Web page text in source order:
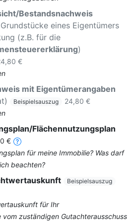
Bestandsnachweis
Grundstücke eines Eigentümers
(z.B. für die
)
€
mit Eigentümerangaben
Beispielsauszug
24,80 €
Flächennutzungsplan
€
für meine Immobilie? Was darf
beachten?
Beispielsauszug
für Ihr
vom zuständigen Gutachterausschuss